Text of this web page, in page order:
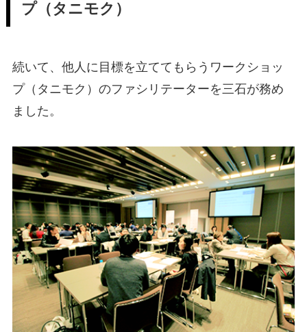
プ（タニモク）
続いて、他人に目標を立ててもらうワークショッ
プ（タニモク）のファシリテーターを三石が務め
ました。